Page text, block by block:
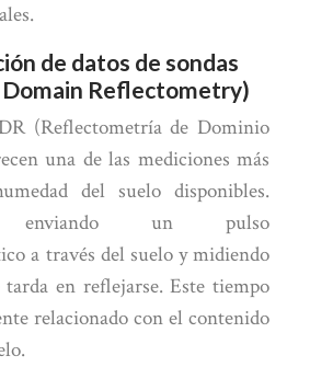
de datos de sondas
Reflectometry)
(Reflectometría de Dominio
una de las mediciones más
del suelo disponibles.
enviando un pulso
a través del suelo y midiendo
en reflejarse. Este tiempo
relacionado con el contenido